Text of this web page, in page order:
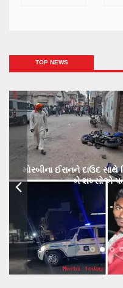
TOP NEWS
મોરબીના ઈરાનને દાઉદ સાથે
બે શખ્સોએ